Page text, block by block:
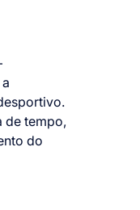
de tempo,
do